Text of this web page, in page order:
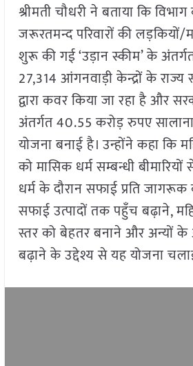
श्रीमती चौधरी ने बताया कि
जरूरतमन्द परिवारों की
शुरू की गई ‘उड़ान स्कीम’ के अंतर्गत
27,314 आंगनवाड़ी केन्द्रों के
द्वारा कवर किया जा रहा है और
अंतर्गत 40.55 करोड़ रुपए
योजना बनाई है। उन्होंने कहा कि
को मासिक धर्म सम्बन्धी
धर्म के दौरान सफाई प्रति
सफाई उत्पादों तक पहुँच बढ़ाने,
स्तर को बेहतर बनाने और अन्यों
बढ़ाने के उद्देश्य से यह योजना